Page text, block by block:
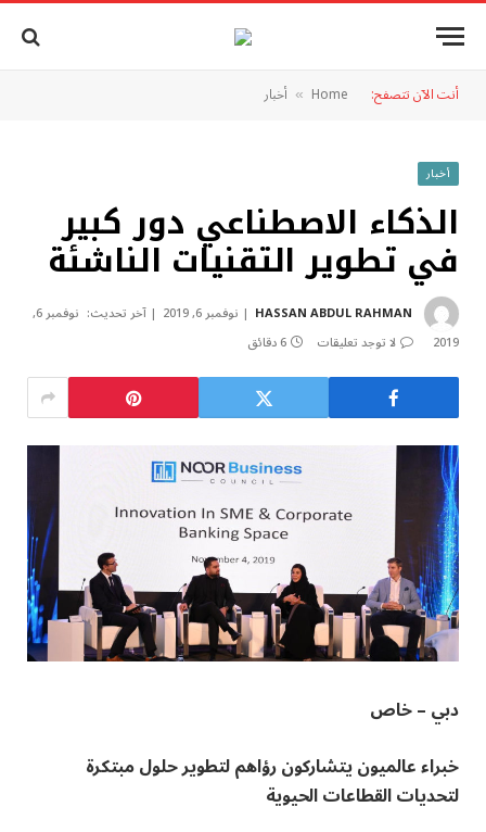
أنت الآن تتصفح: Home
» أخبار
أخبار
الذكاء الاصطناعي دور كبير
في تطوير التقنيات الناشئة
HASSAN ABDUL RAHMAN نوفمبر 6, 2019 آخر تحديث:
نوفمبر 6,
2019
لا توجد تعليقات 6 دقائق
دبي – خاص
خبراء عالميون يتشاركون رؤاهم لتطوير حلول مبتكرة
لتحديات القطاعات الحيوية